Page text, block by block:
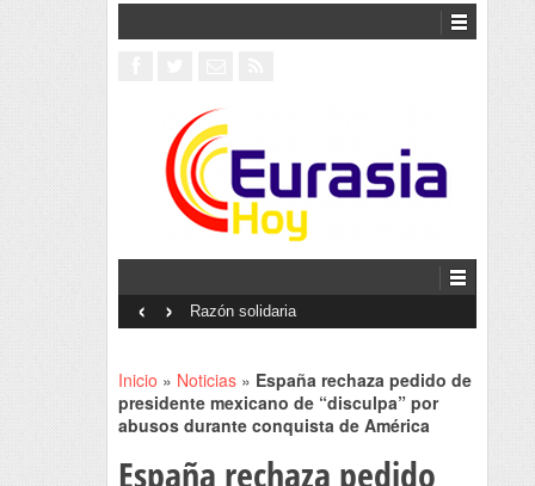
Interventionism estatal
‹ ›
Inicio » Noticias» España rechaza pedido de
presidente mexicano de “disculpa” por
abusos durante conquista de América
España rechaza pedido